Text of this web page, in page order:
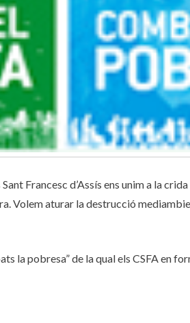
Francesc d’Assís ens unim a la
Volem aturar la destrucció
la pobresa” de la qual els CSFA en